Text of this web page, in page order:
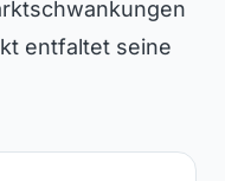
entfaltet seine